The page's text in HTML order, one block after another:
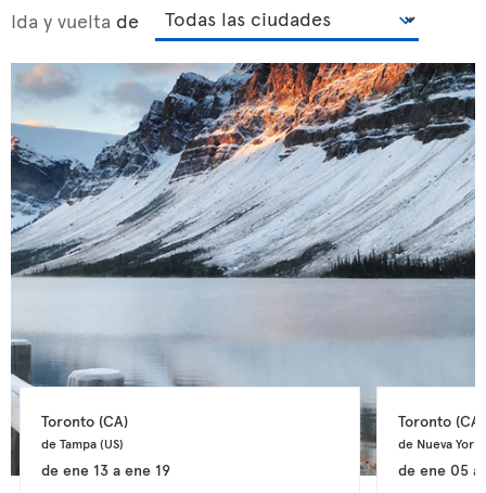
Ida y vuelta de
Toronto (CA)
de Tampa (US)
de ene 13a ene 19
Toronto (CA)
de Nueva York
de ene 05a